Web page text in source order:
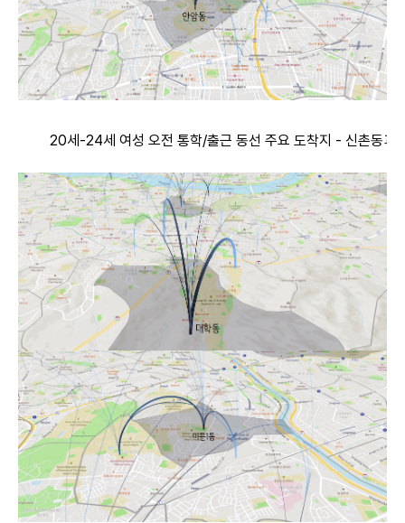
20세-24세 여성 오전 통학/출근 동선 주요 도착지 - 신촌동과